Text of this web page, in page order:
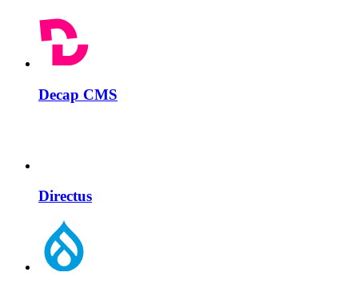
Decap CMS
Directus